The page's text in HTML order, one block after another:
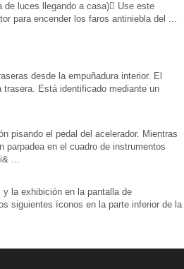
de luces llegando a casa)􀋪 Use este
para encender los faros antiniebla del ...
desde la empuñadura interior. El
Está identificado mediante un
pisando el pedal del acelerador. Mientras
parpadea en el cuadro de instrumentos
...
la exhibición en la pantalla de
siguientes íconos en la parte inferior de la